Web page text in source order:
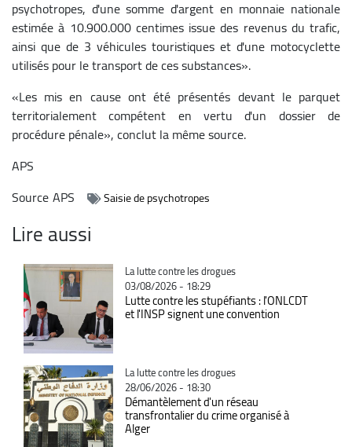
psychotropes, d'une somme d'argent en monnaie nationale
estimée à 10.900.000 centimes issue des revenus du trafic,
ainsi que de 3 véhicules touristiques et d'une motocyclette
utilisés pour le transport de ces substances».
«Les mis en cause ont été présentés devant le parquet
territorialement compétent en vertu d'un dossier de
procédure pénale», conclut la même source.
APS
SourceAPS Saisie de psychotropes
Lire aussi
Catégorie
La lutte contre les drogues
03/08/2026 - 18:29
Lutte contre les stupéfiants : l'ONLCDT
et l'INSP signent une convention
Catégorie
La lutte contre les drogues
28/06/2026 - 18:30
Démantèlement d'un réseau
transfrontalier du crime organisé à
Alger